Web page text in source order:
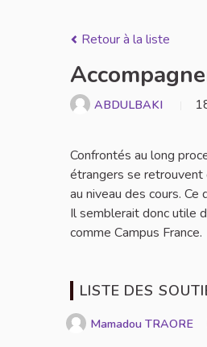
Retour à la liste
ABDULBAKI
Confrontés au long
étrangers se retrouvent
au niveau des cours.
Il semblerait donc utile
comme Campus France.
LISTE DES
Mamadou TRAORE